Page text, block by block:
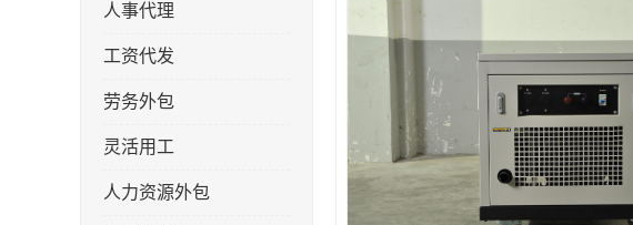
人事代理
工资代发
劳务外包
灵活用工
人力资源外包